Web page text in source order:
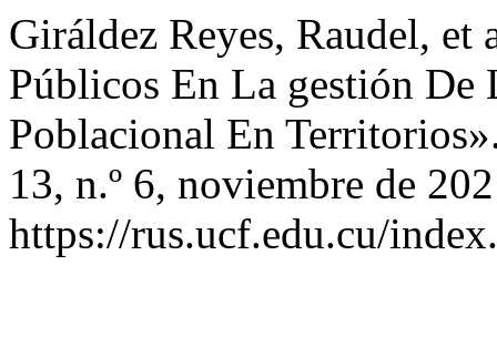
Giráldez Reyes, Raudel,
Públicos En La gestión
Poblacional En
13, n.º 6, noviembre de
https://rus.ucf.edu.cu/